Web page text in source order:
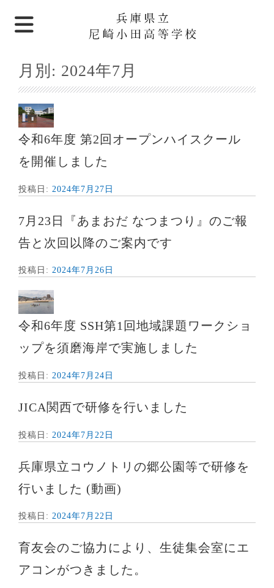
月別: 2024年7月
令和6年度 第2回オープンハイスクール
を開催しました
投稿日: 2024年7月27日
7月23日『あまおだ なつまつり』のご報
告と次回以降のご案内です
投稿日: 2024年7月26日
令和6年度 SSH第1回地域課題ワークショ
ップを須磨海岸で実施しました
投稿日: 2024年7月24日
JICA関西で研修を行いました
投稿日: 2024年7月22日
兵庫県立コウノトリの郷公園等で研修を
行いました (動画)
投稿日: 2024年7月22日
育友会のご協力により、生徒集会室にエ
アコンがつきました。